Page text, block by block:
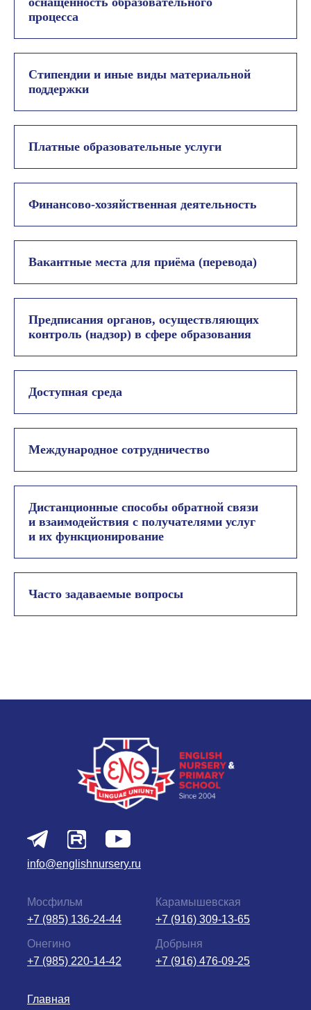
процесса
Стипендии и иные виды материальной
поддержки
Платные образовательные услуги
Финансово-хозяйственная деятельность
Вакантные места для приёма (перевода)
Предписания органов, осуществляющих
контроль (надзор) в сфере образования
Доступная среда
Международное сотрудничество
Дистанционные способы обратной связи
и взаимодействия с получателями услуг
и их функционирование
Часто задаваемые вопросы
info@englishnursery.ru
+7 (916) 476-09-25
Добрыня
+7 (916) 309-13-65
Карамышевская
+7 (985) 220-14-42
Онегино
+7 (985) 136-24-44
Мосфильм
Главная